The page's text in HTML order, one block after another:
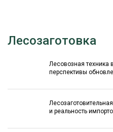
Лесозаготовка
Лесовозная техника
перспективы
и реальность